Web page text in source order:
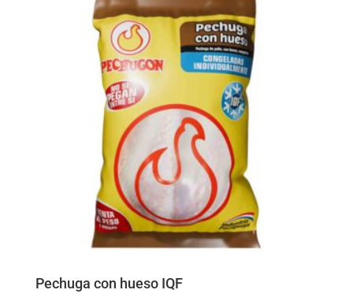
Pechuga con hueso IQF